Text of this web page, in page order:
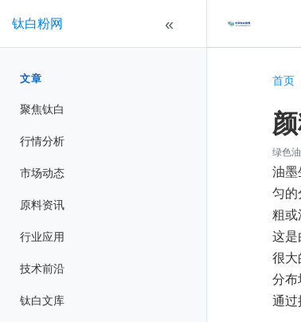
钛白粉网 «
文章
聚焦钛白
行情分析
市场动态
原料资讯
行业应用
技术前沿
钛白文库
首页
绿色
油墨
匀的
粗
这
很大
分
通过